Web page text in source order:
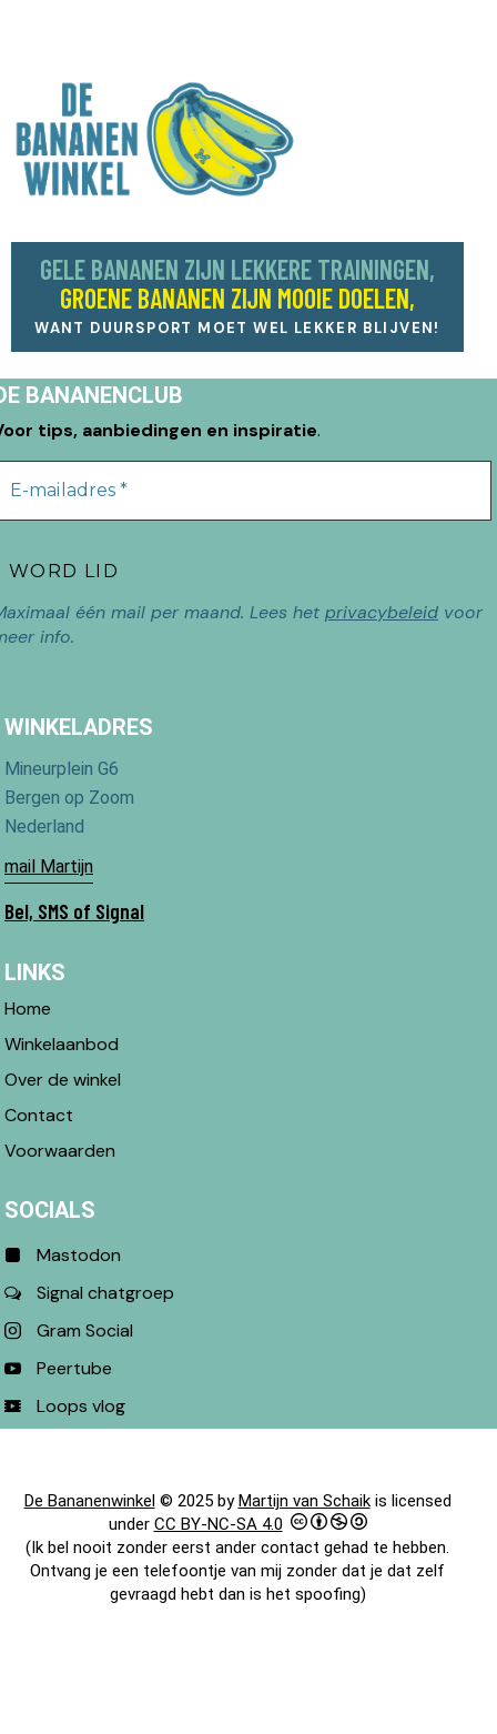
GELE BANANEN ZIJN LEKKERE TRAININGEN,
GROENE BANANEN ZIJN MOOIE DOELEN,
WANT DUURSPORT MOET WEL LEKKER BLIJVEN!
BANANENCLUB
tips, aanbiedingen en inspiratie.
één mail per maand. Lees het privacybeleid voor
info.
WINKELADRES
Mineurplein G6
Bergen op Zoom
Nederland
mail Martijn
Bel, SMS of Signal
LINKS
Home
Winkelaanbod
Over de winkel
Contact
Voorwaarden
SOCIALS
Mastodon
Signal chatgroep
Gram Social
Peertube
Loops vlog
De Bananenwinkel© 2025 byMartijn van Schaikis licensed
under CC BY-NC-SA 4.0
(Ik bel nooit zonder eerst ander contact gehad te hebben.
Ontvang je een telefoontje van mij zonder dat je dat zelf
gevraagd hebt dan is het spoofing)